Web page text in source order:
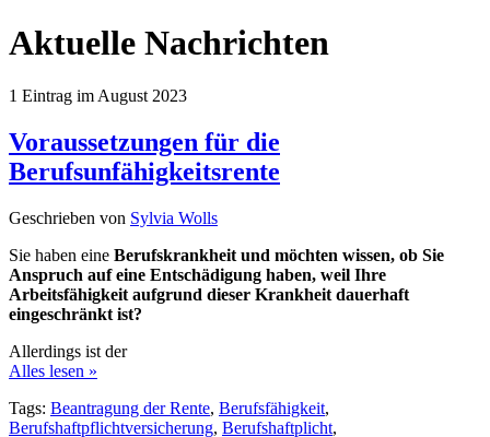
Aktuelle Nachrichten
1 Eintrag imAugust 2023
Voraussetzungen für die
Berufsunfähigkeitsrente
Geschrieben von Sylvia Wolls
Sie haben eine Berufskrankheit und möchten wissen, ob Sie
Anspruch auf eine Entschädigung haben, weil Ihre
Arbeitsfähigkeit aufgrund dieser Krankheit dauerhaft
eingeschränkt ist?
Allerdings ist der
Alles lesen »
Tags: Beantragung der Rente, Berufsfähigkeit,
Berufshaftpflichtversicherung, Berufshaftplicht,